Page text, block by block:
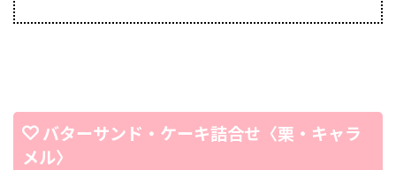
バターサンド・ケーキ詰合せ〈栗・キャラ
メル〉